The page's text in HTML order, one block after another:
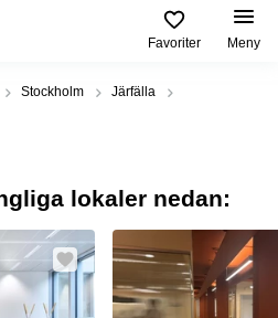
Favoriter Meny
Stockholm
Järfälla
lokaler nedan: